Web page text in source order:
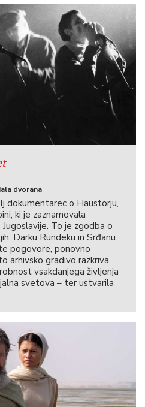
dvorana
dokumentarec o Haustorju,
ki je zaznamovala
To je zgodba o
Darku Rundeku in Srđanu
pogovore, ponovno
arhivsko gradivo razkriva,
vsakdanjega življenja
svetova – ter ustvarila